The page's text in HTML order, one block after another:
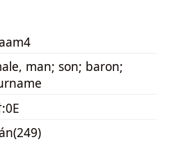
man; son; baron;